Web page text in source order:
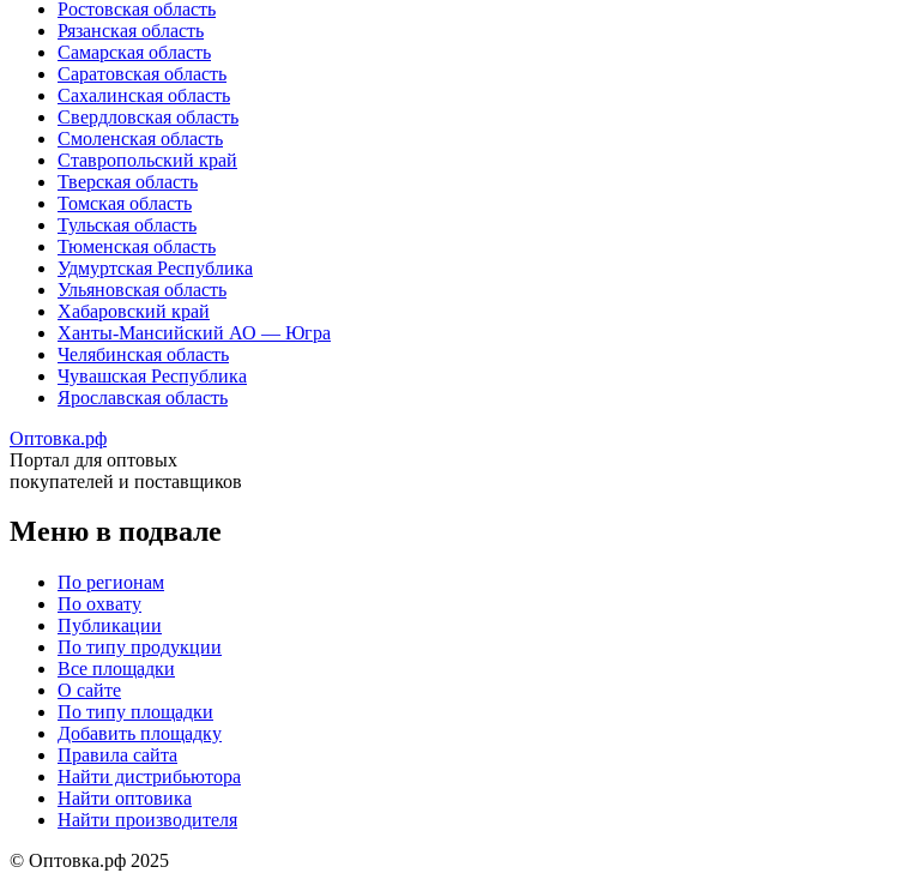
Ростовская область
Рязанская область
Самарская область
Саратовская область
Сахалинская область
Свердловская область
Смоленская область
Ставропольский край
Тверская область
Томская область
Тульская область
Тюменская область
Удмуртская Республика
Ульяновская область
Хабаровский край
Ханты-Мансийский АО — Югра
Челябинская область
Чувашская Республика
Ярославская область
Оптовка.рф
Портал для оптовых
покупателей и поставщиков
Меню в подвале
По регионам
По охвату
Публикации
По типу продукции
Все площадки
О сайте
По типу площадки
Добавить площадку
Правила сайта
Найти дистрибьютора
Найти оптовика
Найти производителя
© Оптовка.рф 2025